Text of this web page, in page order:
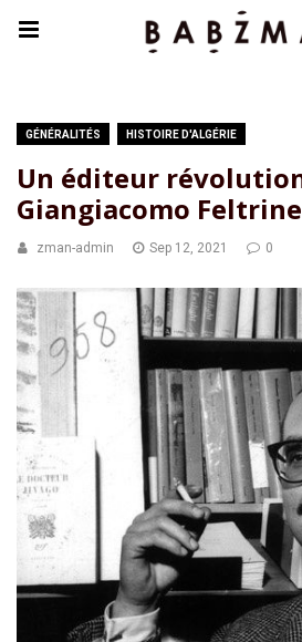
GÉNÉRALITÉS HISTOIRE D'ALGÉRIE
Un éditeur
Giangiacomo
zman-admin Sep 12, 2021 0